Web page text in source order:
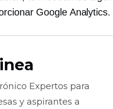
Google Analytics.
Expertos para
y aspirantes a